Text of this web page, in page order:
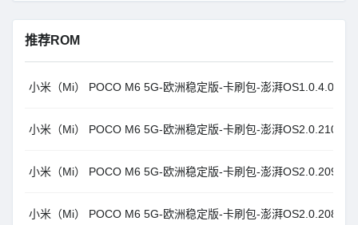
推荐ROM
小米（Mi） POCO M6 5G-欧洲稳定版-卡刷包-澎湃
小米（Mi） POCO M6 5G-欧洲稳定版-卡刷包-澎湃
小米（Mi） POCO M6 5G-欧洲稳定版-卡刷包-澎湃
小米（Mi） POCO M6 5G-欧洲稳定版-卡刷包-澎湃